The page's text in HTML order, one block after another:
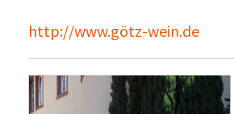
http://www.götz-wein.de